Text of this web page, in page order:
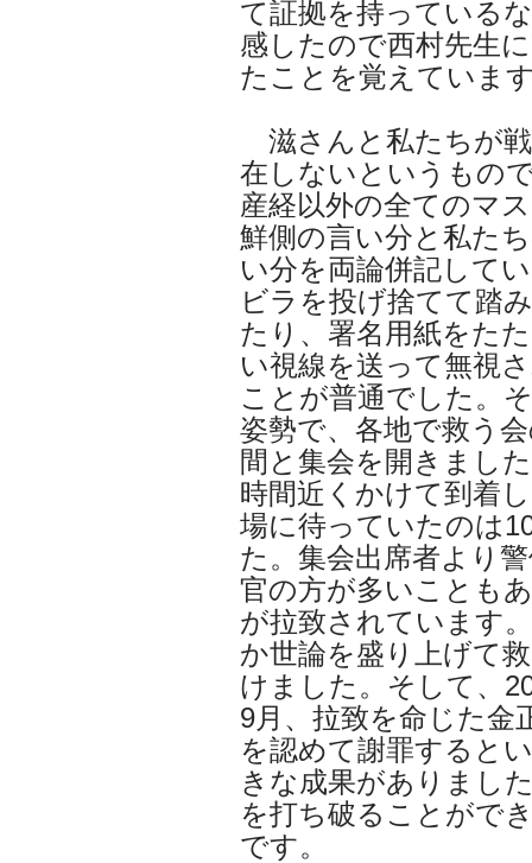
て証拠を持っている
感したので西村先生
たことを覚えていま
滋さんと私たちが
在しないというもの
産経以外の全てのマ
鮮側の言い分と私た
い分を両論併記して
ビラを投げ捨てて踏
たり、署名用紙をた
い視線を送って無視
ことが普通でした。
姿勢で、各地で救う
間と集会を開きまし
時間近くかけて到着
場に待っていたのは
た。集会出席者より
官の方が多いことも
が拉致されています
か世論を盛り上げて
けました。そして、
9月、拉致を命じた金
を認めて謝罪すると
きな成果がありまし
を打ち破ることがで
です。